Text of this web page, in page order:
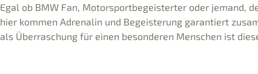
Egal ob BMW Fan, Motorsportbegeisterter oder jemand,
hier kommen Adrenalin und Begeisterung garantiert
als Überraschung für einen besonderen Menschen ist